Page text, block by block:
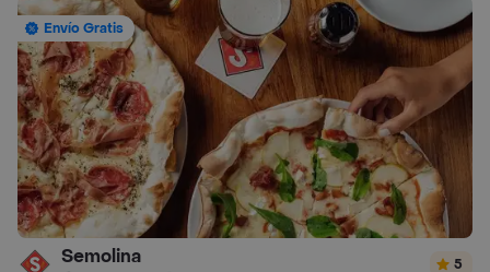
Envío Gratis
Semolina 5